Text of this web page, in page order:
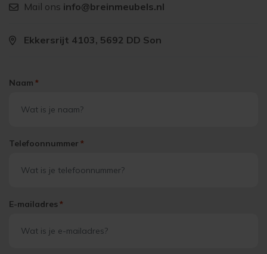
Mail ons info@breinmeubels.nl
Ekkersrijt 4103, 5692 DD Son
Naam *
Telefoonnummer *
E-mailadres *